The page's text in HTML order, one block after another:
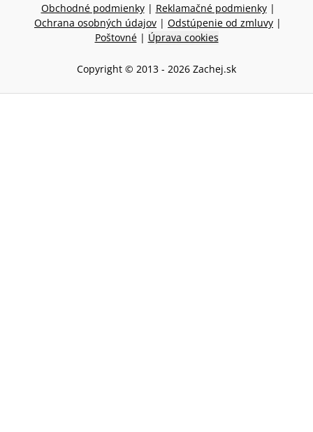
Obchodné podmienky | Reklamačné podmienky |
Ochrana osobných údajov | Odstúpenie od zmluvy |
Poštovné | Úprava cookies
Copyright © 2013 - 2026 Zachej.sk